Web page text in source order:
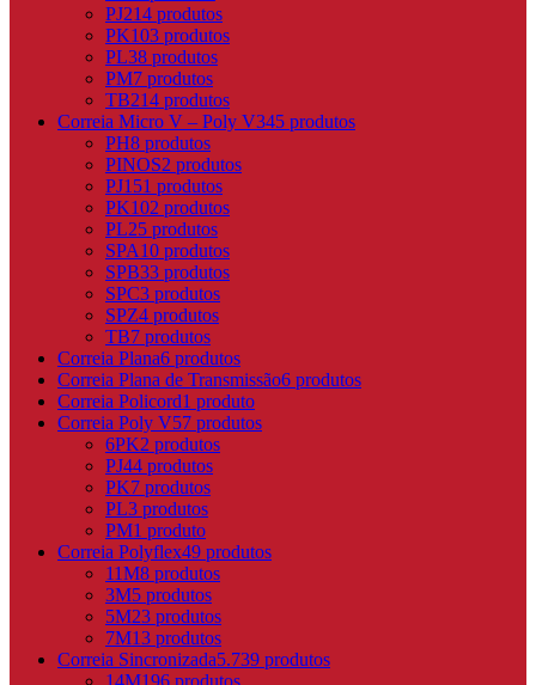
PJ214 produtos
PK103 produtos
PL38 produtos
PM7 produtos
TB214 produtos
Correia Micro V – Poly V345 produtos
PH8 produtos
PINOS2 produtos
PJ151 produtos
PK102 produtos
PL25 produtos
SPA10 produtos
SPB33 produtos
SPC3 produtos
SPZ4 produtos
TB7 produtos
Correia Plana6 produtos
Correia Plana de Transmissão6 produtos
Correia Policord1 produto
Correia Poly V57 produtos
6PK2 produtos
PJ44 produtos
PK7 produtos
PL3 produtos
PM1 produto
Correia Polyflex49 produtos
11M8 produtos
3M5 produtos
5M23 produtos
7M13 produtos
Correia Sincronizada5.739 produtos
14M196 produtos